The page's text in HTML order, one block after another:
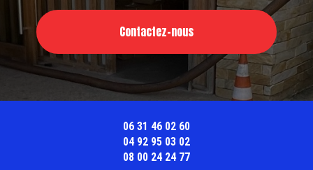
Contactez-nous
06 31 46 02 60
04 92 95 03 02
08 00 24 24 77